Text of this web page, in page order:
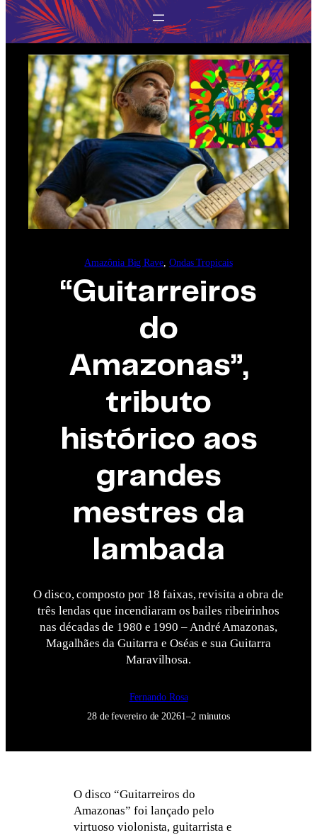
Amazônia Big Rave, Ondas Tropicais
“Guitarreiros
do
Amazonas”,
tributo
histórico aos
grandes
mestres da
lambada
O disco, composto por 18 faixas, revisita a obra de
três lendas que incendiaram os bailes ribeirinhos
nas décadas de 1980 e 1990 – André Amazonas,
Magalhães da Guitarra e Oséas e sua Guitarra
Maravilhosa.
Fernando Rosa
28 de fevereiro de 20261–2 minutos
O disco “Guitarreiros do
Amazonas” foi lançado pelo
virtuoso violonista, guitarrista e